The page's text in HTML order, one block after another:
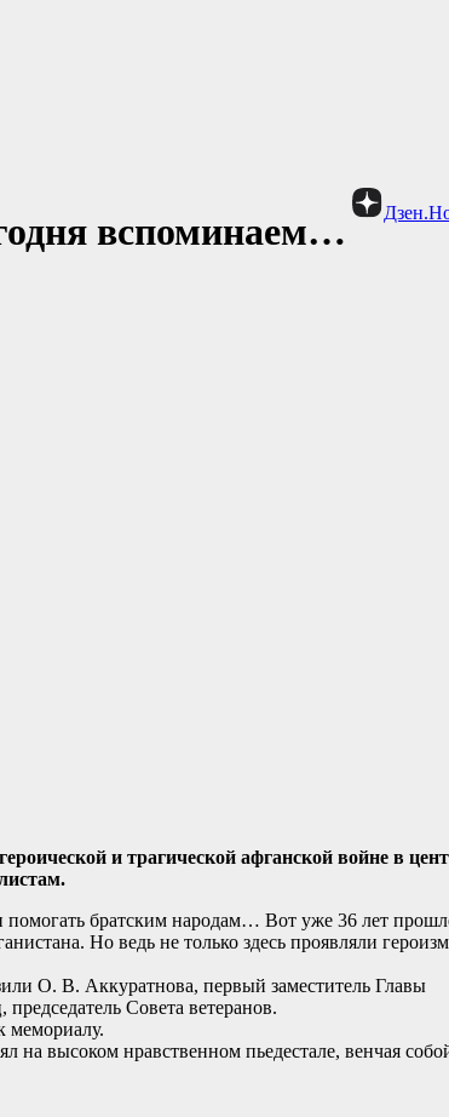
вспоминаем…
и трагической афганской войне в
помогать братским народам… Вот уже 36 лет
Но ведь не только здесь проявляли героизм
О. В. Аккуратнова, первый заместитель Главы
Совета ветеранов.
мемориалу.
на высоком нравственном пьедестале, венчая